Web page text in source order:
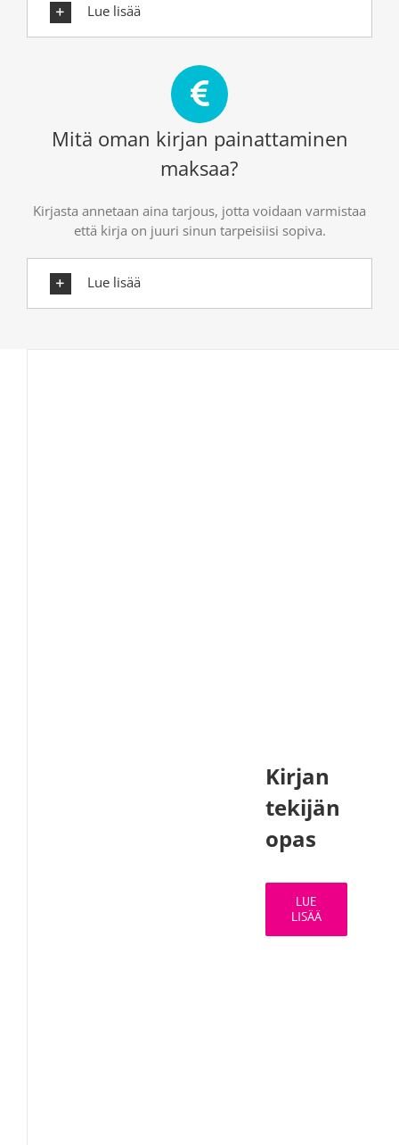
Lue lisää
Mitä oman kirjan painattaminen
maksaa?
Kirjasta annetaan aina tarjous, jotta voidaan varmistaa
että kirja on juuri sinun tarpeisiisi sopiva.
Lue lisää
Kirjan
tekijän
opas
LUE
LISÄÄ